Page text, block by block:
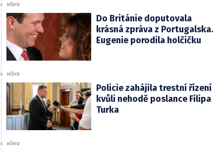
včera
Do Británie doputovala
krásná zpráva z Portugalska.
Eugenie porodila holčičku
včera
Policie zahájila trestní řízení
kvůli nehodě poslance Filipa
Turka
včera